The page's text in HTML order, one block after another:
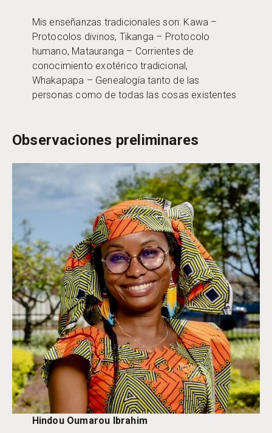
Mis enseñanzas tradicionales son: Kawa –
Protocolos divinos, Tikanga – Protocolo
humano, Matauranga – Corrientes de
conocimiento exotérico tradicional,
Whakapapa – Genealogía tanto de las
personas como de todas las cosas existentes
Observaciones preliminares
Hindou Oumarou Ibrahim